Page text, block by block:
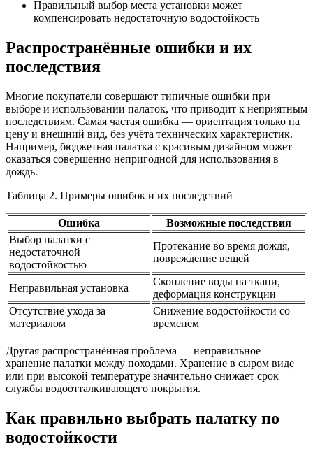
Правильный выбор места установки может
компенсировать недостаточную водостойкость
Распространённые ошибки и их
последствия
Многие покупатели совершают типичные ошибки при
выборе и использовании палаток, что приводит к неприятным
последствиям. Самая частая ошибка — ориентация только на
цену и внешний вид, без учёта технических характеристик.
Например, бюджетная палатка с красивым дизайном может
оказаться совершенно непригодной для использования в
дождь.
Таблица 2. Примеры ошибок и их последствий
Ошибка
Возможные последствия
Выбор палатки с
недостаточной
водостойкостью
Протекание во время дождя,
повреждение вещей
Неправильная установка
Скопление воды на ткани,
деформация конструкции
Отсутствие ухода за
материалом
Снижение водостойкости со
временем
Другая распространённая проблема — неправильное
хранение палатки между походами. Хранение в сыром виде
или при высокой температуре значительно снижает срок
службы водоотталкивающего покрытия.
Как правильно выбрать палатку по
водостойкости